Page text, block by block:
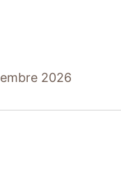
2026